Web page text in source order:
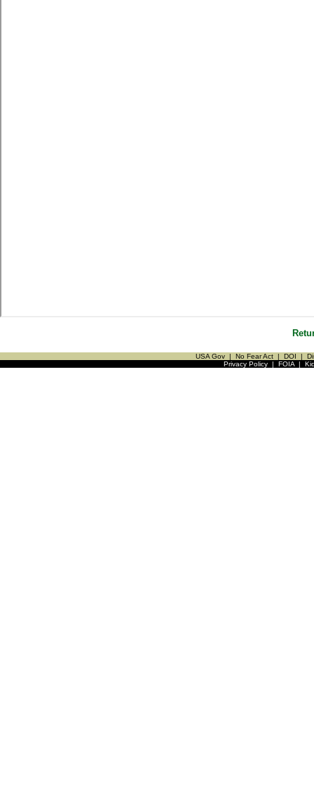
USA Gov | No Fear Act | DOI |
Privacy Policy| FOIA|